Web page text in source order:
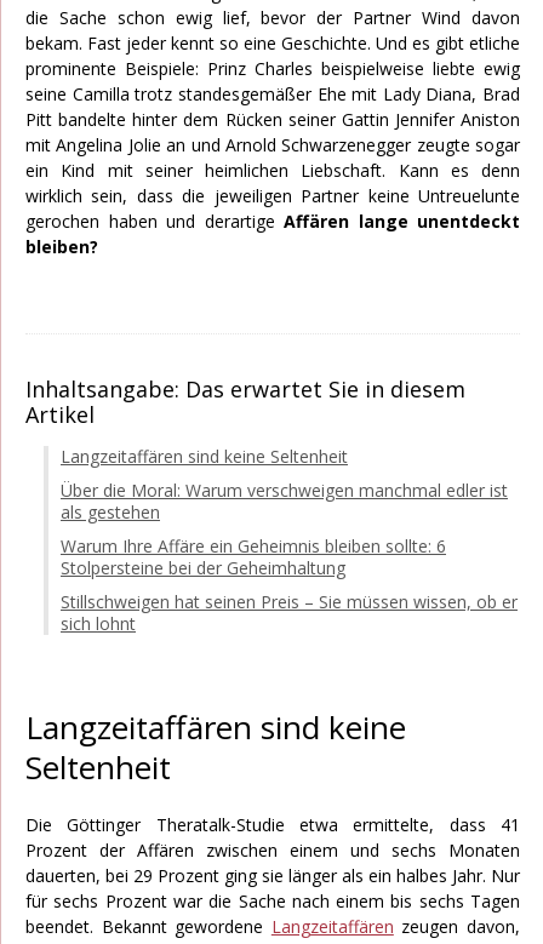
die Sache schon ewig lief, bevor der Partner Wind davon
bekam. Fast jeder kennt so eine Geschichte. Und es gibt etliche
prominente Beispiele: Prinz Charles beispielweise liebte ewig
seine Camilla trotz standesgemäßer Ehe mit Lady Diana, Brad
Pitt bandelte hinter dem Rücken seiner Gattin Jennifer Aniston
mit Angelina Jolie an und Arnold Schwarzenegger zeugte sogar
ein Kind mit seiner heimlichen Liebschaft. Kann es denn
wirklich sein, dass die jeweiligen Partner keine Untreuelunte
gerochen haben und derartige Affären lange unentdeckt
bleiben?
Inhaltsangabe: Das erwartet Sie in diesem
Artikel
Langzeitaffären sind keine Seltenheit
Über die Moral: Warum verschweigen manchmal edler ist
als gestehen
Warum Ihre Affäre ein Geheimnis bleiben sollte: 6
Stolpersteine bei der Geheimhaltung
Stillschweigen hat seinen Preis – Sie müssen wissen, ob er
sich lohnt
Langzeitaffären sind keine
Seltenheit
Die Göttinger Theratalk-Studie etwa ermittelte, dass 41
Prozent der Affären zwischen einem und sechs Monaten
dauerten, bei 29 Prozent ging sie länger als ein halbes Jahr. Nur
für sechs Prozent war die Sache nach einem bis sechs Tagen
beendet. Bekannt gewordene Langzeitaffären zeugen davon,